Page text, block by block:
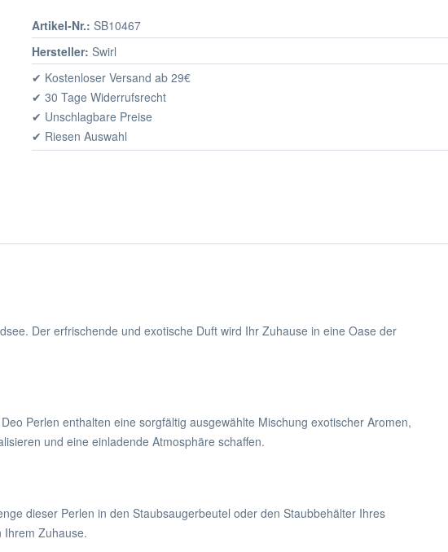
Artikel-Nr.: SB10467
Hersteller: Swirl
✔ Kostenloser Versand ab 29€
✔ 30 Tage Widerrufsrecht
✔ Unschlagbare Preise
✔ Riesen Auswahl
Der erfrischende und exotische Duft wird Ihr Zuhause in eine Oase der
Perlen enthalten eine sorgfältig ausgewählte Mischung exotischer Aromen,
und eine einladende Atmosphäre schaffen.
dieser Perlen in den Staubsaugerbeutel oder den Staubbehälter Ihres
Ihrem Zuhause.